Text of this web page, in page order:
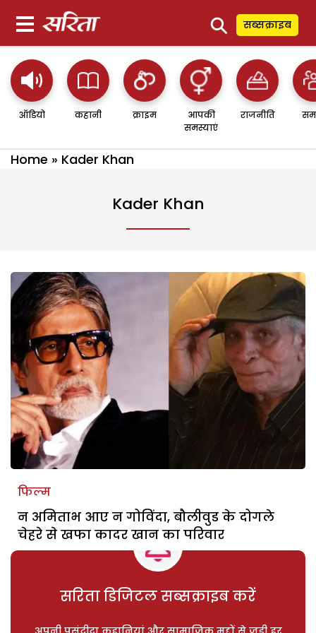
⚲ सब्सक्राइब
ऑडियो कहानी क्राइम
आपकी
समस्याएं
राजनीति
Home » Kader Khan
Kader Khan
फिल्म
न अमिताभ आए न गोविंदा, बौलीवुड के दोगले
चेहरे से खफा कादर खान का परिवार
सरिता डिजिटल सब्सक्राइब करें